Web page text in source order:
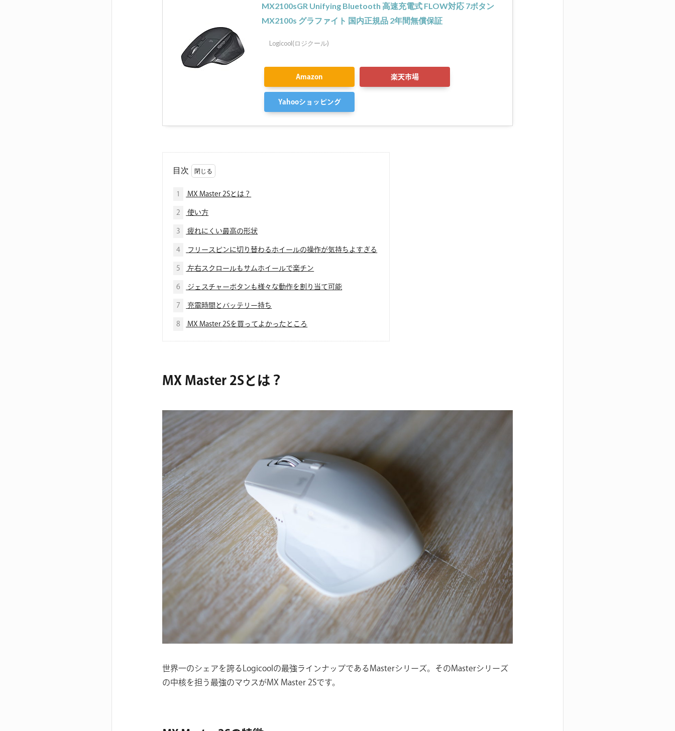
MX2100sGR Unifying Bluetooth 高速充電式 FLOW対応 7ボタン
MX2100s グラファイト 国内正規品 2年間無償保証
Logicool(ロジクール)
Amazon 楽天市場
Yahooショッピング
目次
1 MX Master 2Sとは？
2 使い方
3 疲れにくい最高の形状
4 フリースピンに切り替わるホイールの操作が気持ちよすぎる
5 左右スクロールもサムホイールで楽チン
6 ジェスチャーボタンも様々な動作を割り当て可能
7 充電時間とバッテリー持ち
8 MX Master 2Sを買ってよかったところ
MX Master 2Sとは？
世界一のシェアを誇るLogicoolの最強ラインナップであるMasterシリーズ。そのMasterシリーズ
の中核を担う最強のマウスがMX Master 2Sです。